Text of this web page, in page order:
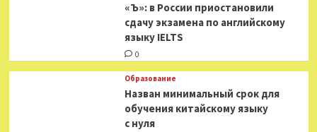
«Ъ»: в России приостановили
сдачу экзамена по английскому
языку IELTS
0
Образование
Назван минимальный срок для
обучения китайскому языку
с нуля